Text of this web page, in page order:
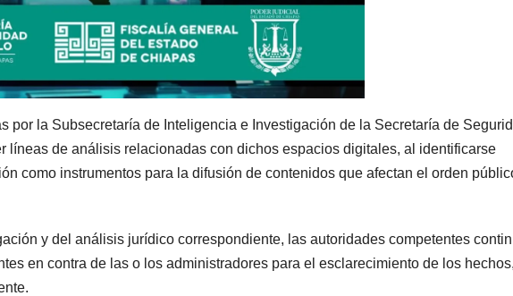
por la Subsecretaría de Inteligencia e Investigación de la Secretaría de
líneas de análisis relacionadas con dichos espacios digitales, al identificarse
como instrumentos para la difusión de contenidos que afectan el orden
y del análisis jurídico correspondiente, las autoridades competentes
en contra de las o los administradores para el esclarecimiento de los